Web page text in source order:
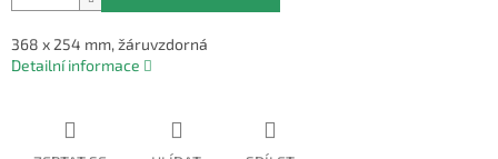
368 x 254 mm, žáruvzdorná
Detailní informace